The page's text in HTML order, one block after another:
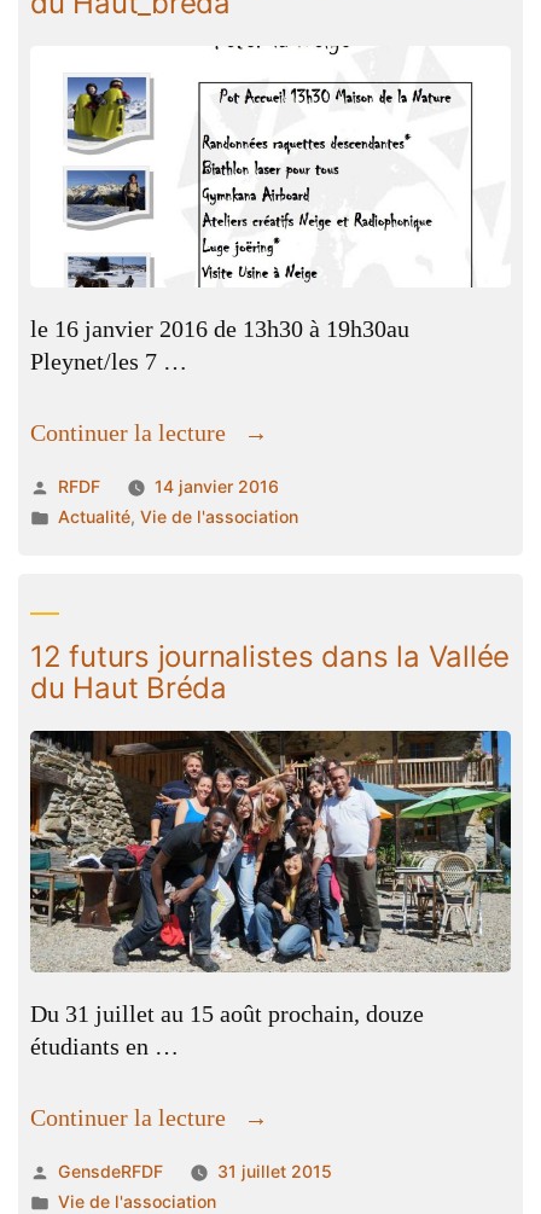
le 16 janvier 2016 de 13h30 à 19h30au
Pleynet/les 7 …
Continuer la lecture
« la
snow
day
du
Publié
par
RFDF
14 janvier 2016
Publié
Actualité,Vie de l'association
12 futurs journalistes dans la Vallée
du Haut Bréda
Du 31 juillet au 15 août prochain, douze
étudiants en …
Continuer la lecture
« 12
journalistes
Publié
par
GensdeRFDF
31 juillet 2015
Publié
Vie de l'association